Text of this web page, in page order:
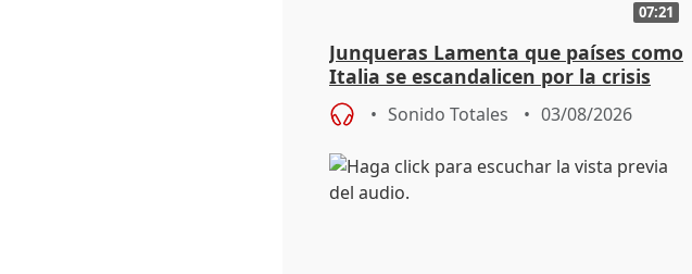
07:21
Junqueras Lamenta que países como
Italia se escandalicen por la crisis
migratoria
Sonido Totales 03/08/2026